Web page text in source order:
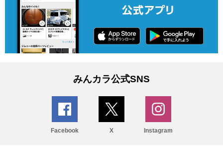
みんカラ公式SNS
Facebook X Instagram